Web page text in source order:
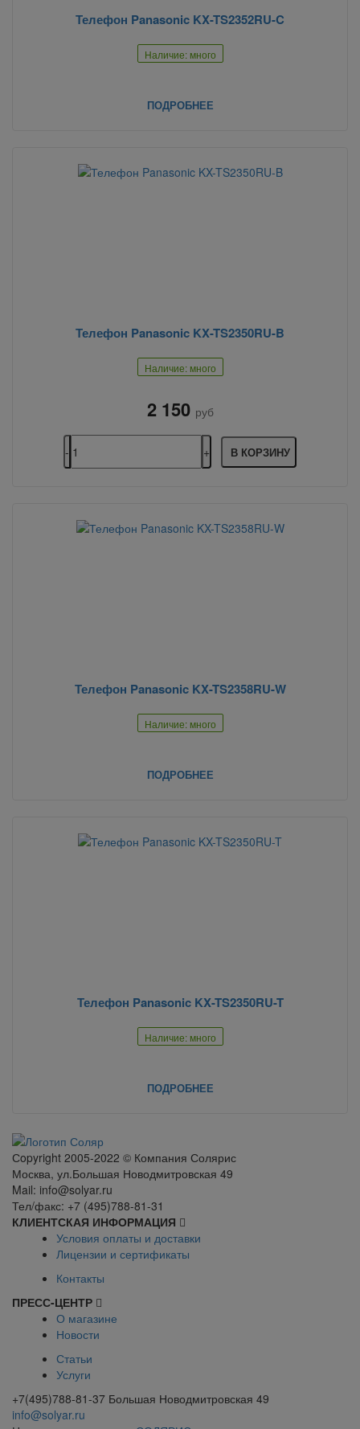
Телефон Panasonic KX-TS2352RU-C
Наличие: много
ПОДРОБНЕЕ
Телефон Panasonic KX-TS2350RU-B
Наличие: много
2 150 руб
В КОРЗИНУ
Телефон Panasonic KX-TS2358RU-W
Наличие: много
ПОДРОБНЕЕ
Телефон Panasonic KX-TS2350RU-T
Наличие: много
ПОДРОБНЕЕ
Сopyright 2005-2022 © Компания Солярис
Москва, ул.Большая Новодмитровская 49
Mail: info@solyar.ru
Тел/факс: +7 (495)788-81-31
КЛИЕНТСКАЯ ИНФОРМАЦИЯ
Условия оплаты и доставки
Лицензии и сертификаты
Контакты
ПРЕСС-ЦЕНТР
О магазине
Новости
Статьи
Услуги
+7(495)788-81-37 Большая Новодмитровская 49
info@solyar.ru